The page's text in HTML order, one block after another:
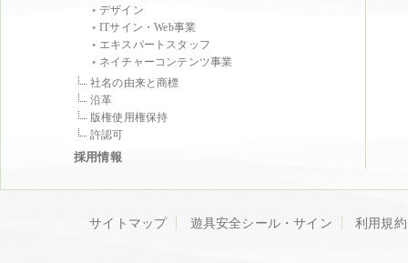
デザイン
ITサイン・Web事業
エキスパートスタッフ
ネイチャーコンテンツ事業
社名の由来と商標
沿革
版権使用権保持
許認可
採用情報
サイトマップ 遊具安全シール・サイン 利用規約